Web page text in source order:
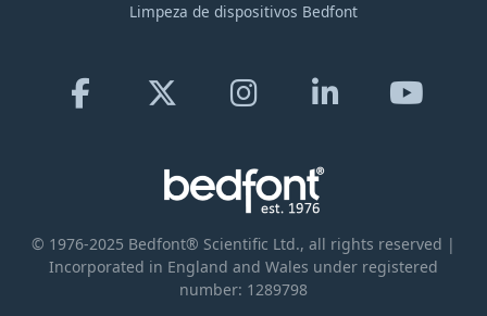
Limpeza de dispositivos Bedfont
© 1976-2025 Bedfont® Scientific Ltd., all rights reserved |
Incorporated in England and Wales under registered
number: 1289798